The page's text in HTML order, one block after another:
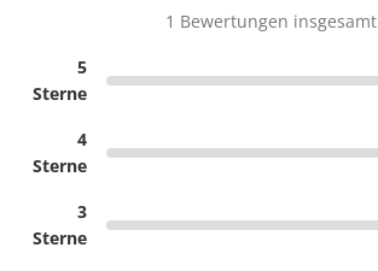
1 Bewertungen insgesamt
5
Sterne
4
Sterne
3
Sterne